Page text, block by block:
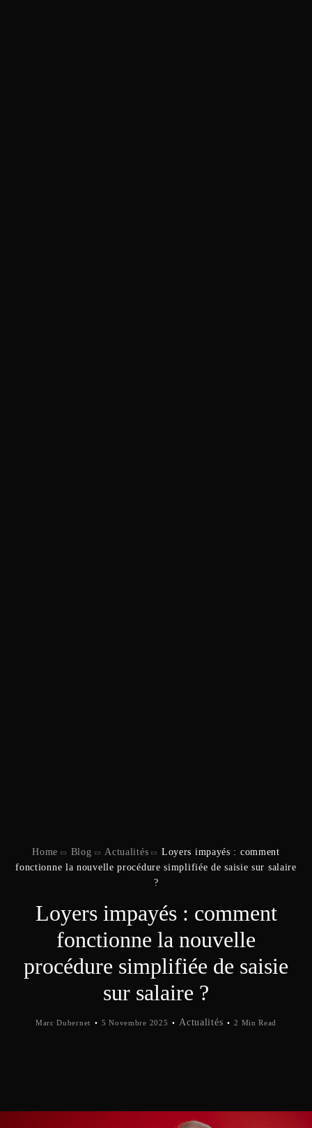
Home Blog Actualités
Loyers impayés : comment
fonctionne la nouvelle procédure simplifiée de saisie sur salaire
?
Loyers impayés : comment
fonctionne la nouvelle
procédure simplifiée de saisie
sur salaire ?
Marc Dubernet 5 Novembre 2025 Actualités 2 Min Read